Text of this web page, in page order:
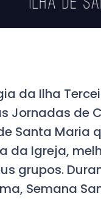
da Ilha
Jornadas de
Santa Maria
da Igreja,
grupos.
Semana